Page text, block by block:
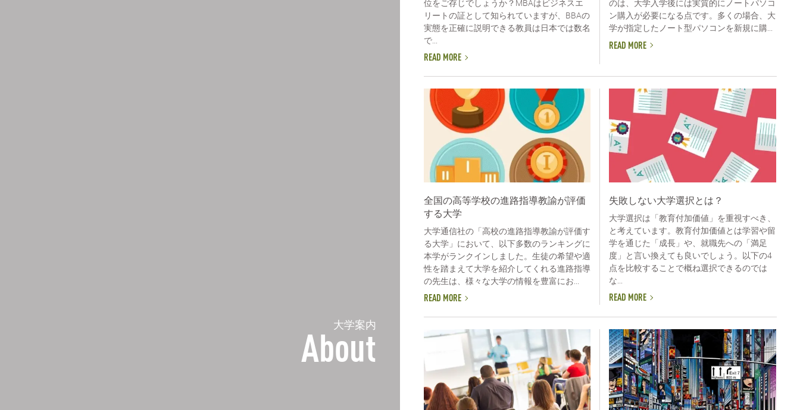
大学案内
About
位をご存じでしょうか？MBAはビジネスエ
リートの証として知られていますが、BBAの
実態を正確に説明できる教員は日本では数名
で...
READ MORE
のは、大学入学後には実質的にノートパソコ
ン購入が必要になる点です。多くの場合、大
学が指定したノート型パソコンを新規に購...
READ MORE
全国の高等学校の進路指導教諭が評価
する大学
大学通信社の「高校の進路指導教諭が評価す
る大学」において、以下多数のランキングに
本学がランクインしました。生徒の希望や適
性を踏まえて大学を紹介してくれる進路指導
の先生は、様々な大学の情報を豊富にお...
READ MORE
失敗しない大学選択とは？
大学選択は「教育付加価値」を重視すべき、
と考えています。教育付加価値とは学習や留
学を通じた「成長」や、就職先への「満足
度」と言い換えても良いでしょう。以下の4
点を比較することで概ね選択できるのでは
な...
READ MORE